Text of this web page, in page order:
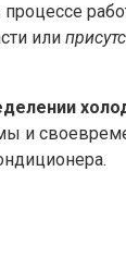
процессе
или
и